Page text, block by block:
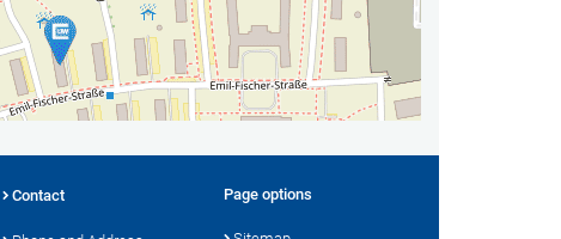
Contact Page options